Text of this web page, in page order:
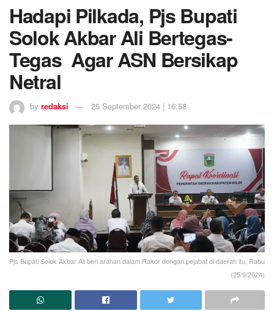
Hadapi Pilkada, Pjs Bupati
Solok Akbar Ali Bertegas-
Tegas Agar ASN Bersikap
Netral
by redaksi 25 September 2024 | 16:58
Pjs Bupati Solok Akbar Ali beri arahan dalam Rakor dengan pejabat di daerah itu, Rabu
(25/9/2024)